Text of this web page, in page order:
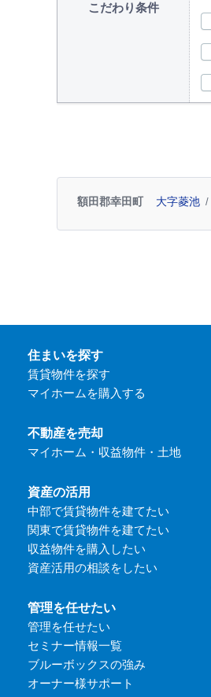
こだわり条件
額田郡幸田町 大字菱池
住まいを探す
賃貸物件を探す
マイホームを購入する
不動産を売却
マイホーム・収益物件・土地
資産の活用
中部で賃貸物件を建てたい
関東で賃貸物件を建てたい
収益物件を購入したい
資産活用の相談をしたい
管理を任せたい
管理を任せたい
セミナー情報一覧
ブルーボックスの強み
オーナー様サポート